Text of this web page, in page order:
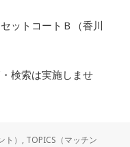
ットコートＢ（香川
検索は実施しませ
） , TOPICS（マッチン